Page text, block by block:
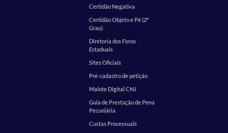
Certidão Negativa
Certidão Objeto e Pé (2º
Grau)
Diretoria dos Foros
Estaduais
Sites Oficiais
Pré-cadastro de petição
Malote Digital CNJ
Guia de Prestação de Pena
Pecuniária
Custas Processuais